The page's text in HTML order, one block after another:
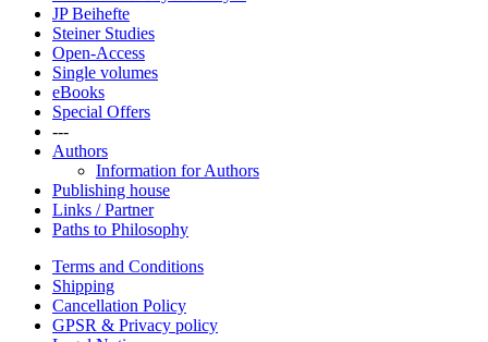
JP Beihefte
Steiner Studies
Open-Access
Single volumes
eBooks
Special Offers
---
Authors
Information for Authors
Publishing house
Links / Partner
Paths to Philosophy
Terms and Conditions
Shipping
Cancellation Policy
GPSR & Privacy policy